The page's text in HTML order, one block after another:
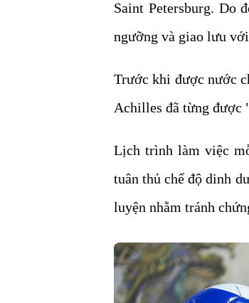
Saint Petersburg. Do
ngưỡng và giao lưu
Trước khi được nước
Achilles đã từng được
Lịch trình làm việc
tuân thủ chế độ dinh
luyện nhằm tránh